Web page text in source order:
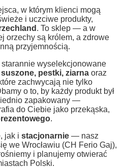
w którym klienci mogą
i uczciwe produkty,
. To sklep — a w
orzechy są królem, a zdrowe
przyjemnością.
wyselekcjonowane
pestki, ziarna oraz
zachwycają nie tylko
o to, by każdy produkt był
zapakowany —
do Ciebie jako przekąska,
.
, jak i stacjonarnie — nasz
we Wrocławiu (CH Ferio Gaj),
i planujemy otwierać
Polski.